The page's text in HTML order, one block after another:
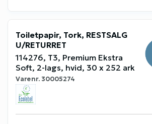
Toiletpapir, Tork, RESTSALG
U/RETURRET
114276, T3, Premium Ekstra
Soft, 2-lags, hvid, 30 x 252 ark
Varenr. 30005274